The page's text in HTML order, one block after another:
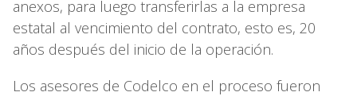
anexos, para luego transferirlas a la empresa
estatal al vencimiento del contrato, esto es, 20
años después del inicio de la operación.
Los asesores de Codelco en el proceso fueron